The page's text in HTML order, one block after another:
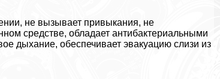
не вызывает привыкания, не
средстве, обладает антибактериальными
дыхание, обеспечивает эвакуацию слизи из